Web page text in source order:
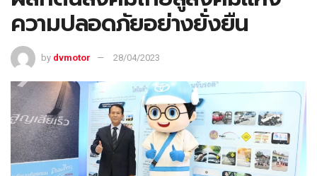
ความปลอดภัยอย่างยั่งยืน
by dvmotor 28/04/2023